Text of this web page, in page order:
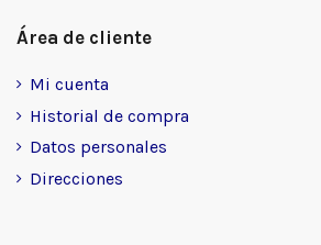
Área de cliente
Mi cuenta
Historial de compra
Datos personales
Direcciones